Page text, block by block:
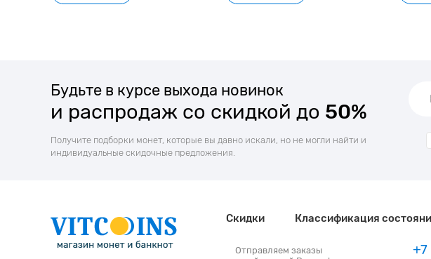
Будьте в курсе выхода новинок
и распродаж со скидкой до 50%
Получите подборки монет, которые вы давно искали, но не могли найти и
индивидуальные скидочные предложения.
Скидки Классификация
Отправляем заказы
+7